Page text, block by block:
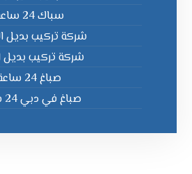
سباك 24 ساعة
شركة تركيب بديل
شركة تركيب بديل
صباغ 24 ساعة
صباغ في دبي 24 ساعة